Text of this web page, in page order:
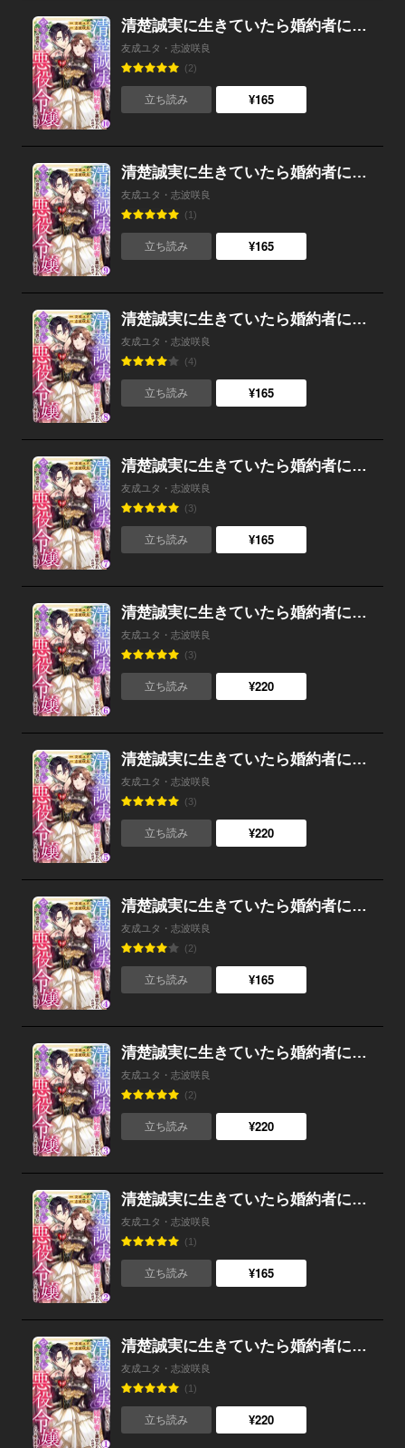
清楚誠実に生きていたら婚約者に裏切られたので、やり直しの世界では悪役令嬢として生きます （10）
友成ユタ・志波咲良
(2)
立ち読み ¥165
清楚誠実に生きていたら婚約者に裏切られたので、やり直しの世界では悪役令嬢として生きます （9）
友成ユタ・志波咲良
(1)
立ち読み ¥165
清楚誠実に生きていたら婚約者に裏切られたので、やり直しの世界では悪役令嬢として生きます （8）
友成ユタ・志波咲良
(4)
立ち読み ¥165
清楚誠実に生きていたら婚約者に裏切られたので、やり直しの世界では悪役令嬢として生きます （7）
友成ユタ・志波咲良
(3)
立ち読み ¥165
清楚誠実に生きていたら婚約者に裏切られたので、やり直しの世界では悪役令嬢として生きます （6）
友成ユタ・志波咲良
(3)
立ち読み ¥220
清楚誠実に生きていたら婚約者に裏切られたので、やり直しの世界では悪役令嬢として生きます （5）
友成ユタ・志波咲良
(3)
立ち読み ¥220
清楚誠実に生きていたら婚約者に裏切られたので、やり直しの世界では悪役令嬢として生きます （4）
友成ユタ・志波咲良
(2)
立ち読み ¥165
清楚誠実に生きていたら婚約者に裏切られたので、やり直しの世界では悪役令嬢として生きます （3）
友成ユタ・志波咲良
(2)
立ち読み ¥220
清楚誠実に生きていたら婚約者に裏切られたので、やり直しの世界では悪役令嬢として生きます （2）
友成ユタ・志波咲良
(1)
立ち読み ¥165
清楚誠実に生きていたら婚約者に裏切られたので、やり直しの世界では悪役令嬢として生きます （1）
友成ユタ・志波咲良
(1)
立ち読み ¥220